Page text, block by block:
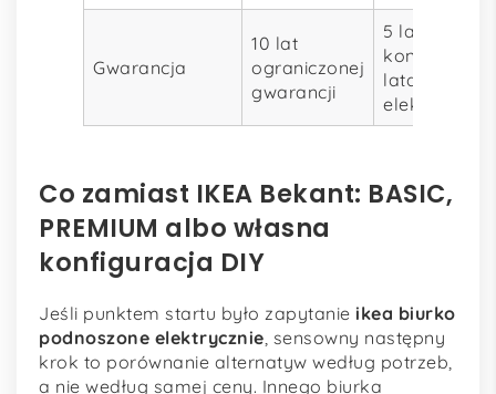
Gwarancja
10 lat
ograniczonej
gwarancji
5 lat
konstrukcja,
lata
elektronika
Co zamiast IKEA Bekant: BASIC,
PREMIUM albo własna
konfiguracja DIY
Jeśli punktem startu było zapytanie ikea biurko
podnoszone elektrycznie , sensowny następny
krok to porównanie alternatyw według potrzeb,
a nie według samej ceny. Innego biurka